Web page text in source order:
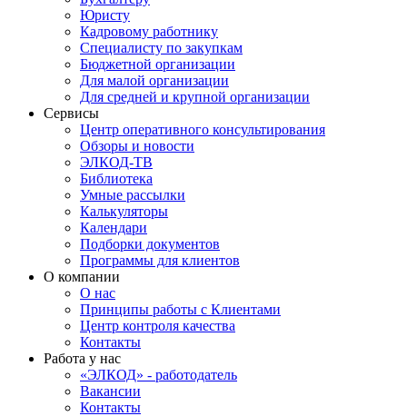
Юристу
Кадровому работнику
Специалисту по закупкам
Бюджетной организации
Для малой организации
Для средней и крупной организации
Сервисы
Центр оперативного консультирования
Обзоры и новости
ЭЛКОД-ТВ
Библиотека
Умные рассылки
Калькуляторы
Календари
Подборки документов
Программы для клиентов
О компании
О нас
Принципы работы с Клиентами
Центр контроля качества
Контакты
Работа у нас
«ЭЛКОД» - работодатель
Вакансии
Контакты